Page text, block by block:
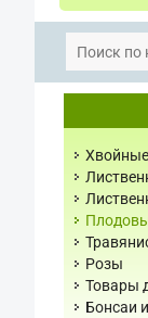
Хвойные
Розы
Товары
Бонсаи